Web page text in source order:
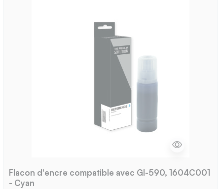
Flacon d'encre compatible avec GI-590, 1604C001
- Cyan